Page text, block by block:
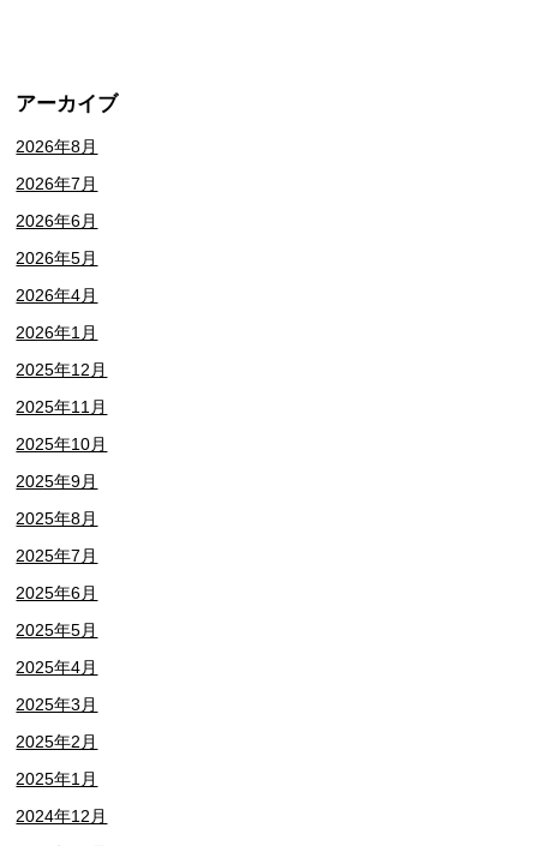
アーカイブ
2026年8月
2026年7月
2026年6月
2026年5月
2026年4月
2026年1月
2025年12月
2025年11月
2025年10月
2025年9月
2025年8月
2025年7月
2025年6月
2025年5月
2025年4月
2025年3月
2025年2月
2025年1月
2024年12月